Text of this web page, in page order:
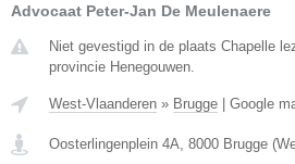
Advocaat Peter-Jan De Meulenaere
Niet gevestigd in de plaats Chapelle
provincie Henegouwen.
West-Vlaanderen » Brugge Google
Oosterlingenplein 4A 8000 Brugge (